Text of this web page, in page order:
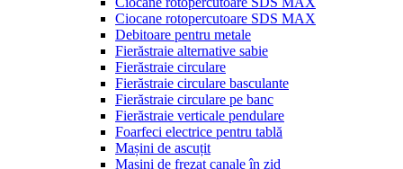
Ciocane rotopercutoare SDS MAX
Debitoare pentru metale
Fierăstraie alternative sabie
Fierăstraie circulare
Fierăstraie circulare basculante
Fierăstraie circulare pe banc
Fierăstraie verticale pendulare
Foarfeci electrice pentru tablă
Mașini de ascuțit
Mașini de frezat canale în zid